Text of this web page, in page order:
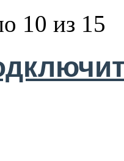
10 из 15